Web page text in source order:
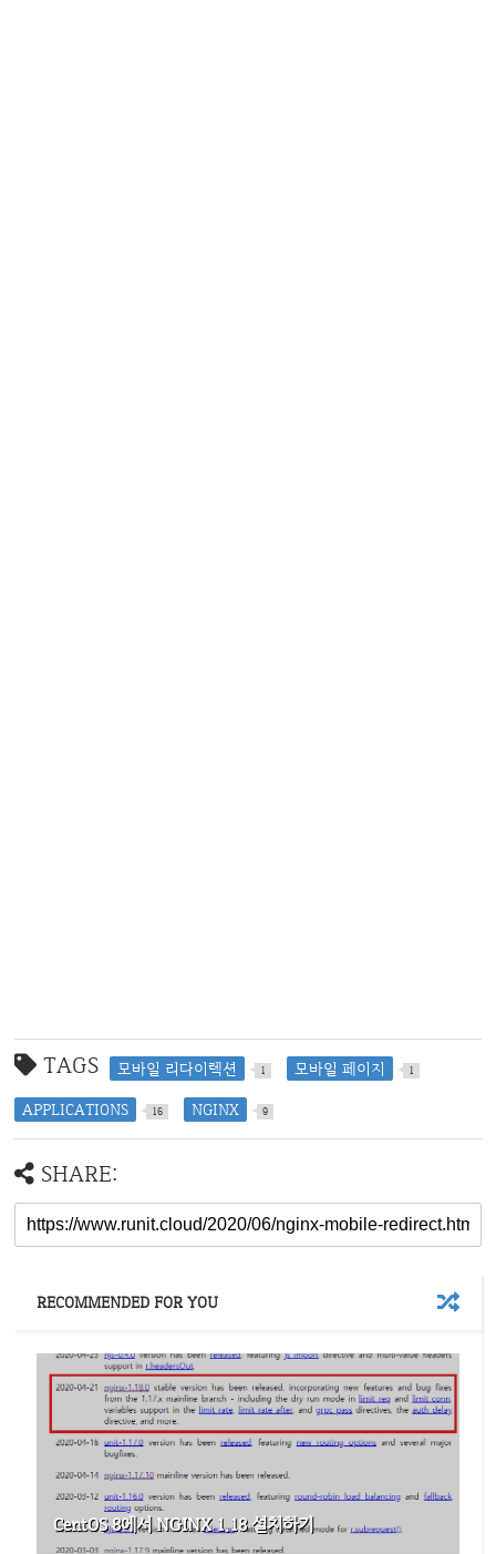
TAGS 모바일 리다이렉션 1 모바일 페이지 1
APPLICATIONS 16 NGINX 9
SHARE:
RECOMMENDED FOR YOU
CentOS 8에서 NGINX 1.18 설치하기